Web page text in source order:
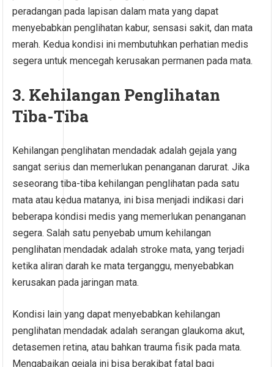
peradangan pada lapisan dalam mata yang dapat
menyebabkan penglihatan kabur, sensasi sakit, dan mata
merah. Kedua kondisi ini membutuhkan perhatian medis
segera untuk mencegah kerusakan permanen pada mata.
3. Kehilangan Penglihatan
Tiba-Tiba
Kehilangan penglihatan mendadak adalah gejala yang
sangat serius dan memerlukan penanganan darurat. Jika
seseorang tiba-tiba kehilangan penglihatan pada satu
mata atau kedua matanya, ini bisa menjadi indikasi dari
beberapa kondisi medis yang memerlukan penanganan
segera. Salah satu penyebab umum kehilangan
penglihatan mendadak adalah stroke mata, yang terjadi
ketika aliran darah ke mata terganggu, menyebabkan
kerusakan pada jaringan mata.
Kondisi lain yang dapat menyebabkan kehilangan
penglihatan mendadak adalah serangan glaukoma akut,
detasemen retina, atau bahkan trauma fisik pada mata.
Mengabaikan gejala ini bisa berakibat fatal bagi